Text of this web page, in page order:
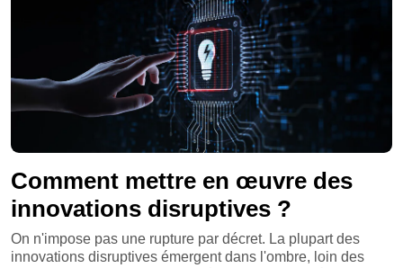
Comment mettre en œuvre des
innovations disruptives ?
On n'impose pas une rupture par décret. La plupart des
innovations disruptives émergent dans l'ombre, loin des